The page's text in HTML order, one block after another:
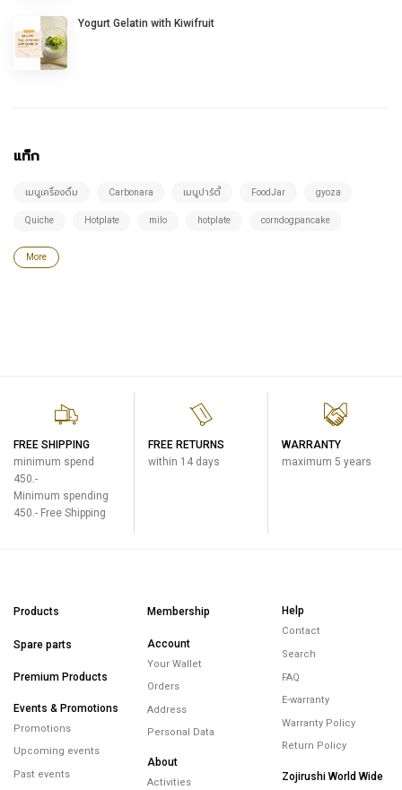
Yogurt Gelatin with Kiwifruit
แท็ก
เมนูเครื่องดื่ม Carbonara เมนูปาร์ตี้ FoodJar gyoza
Quiche Hotplate milo hotplate corndogpancake
More
FREE SHIPPING
minimum spend
450.-
Minimum spending
450.- Free Shipping
FREE RETURNS
within 14 days
WARRANTY
maximum 5 years
Products
Spare parts
Premium Products
Events & Promotions
Promotions
Upcoming events
Past events
Membership
Account
Your Wallet
Orders
Address
Personal Data
About
Activities
Help
Contact
Search
FAQ
E-warranty
Warranty Policy
Return Policy
Zojirushi World Wide